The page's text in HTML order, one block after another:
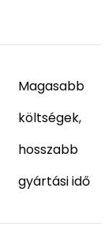
Magasabb
költségek,
hosszabb
gyártási idő